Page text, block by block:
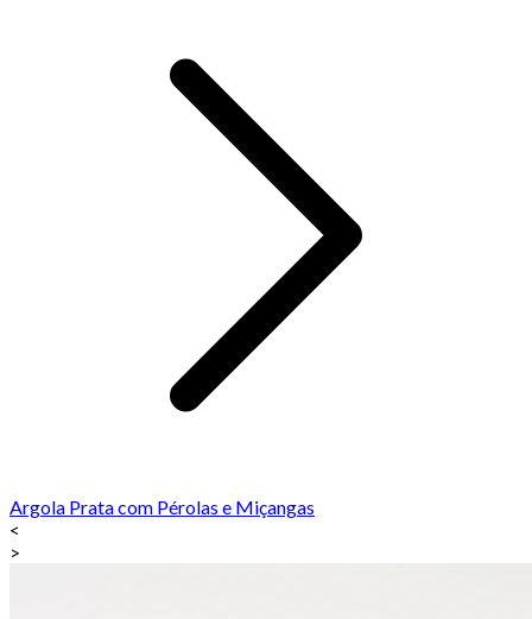
Argola Prata com Pérolas e Miçangas
<
>